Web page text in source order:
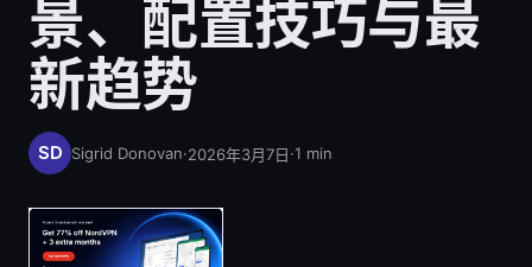
景、配置技巧与最
新趋势
Sigrid Donovan·2026年3月7日·1 min